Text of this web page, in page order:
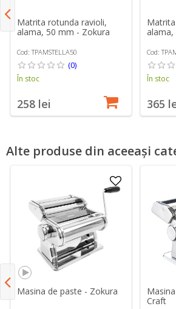
Matrita rotunda ravioli,
alama, 50 mm - Zokura
Cod: TPAMSTELLA50
(0)
În stoc
258 lei
Cod:
În stoc
365
Alte produse din aceeași
Masina de paste - Zokura
Craft